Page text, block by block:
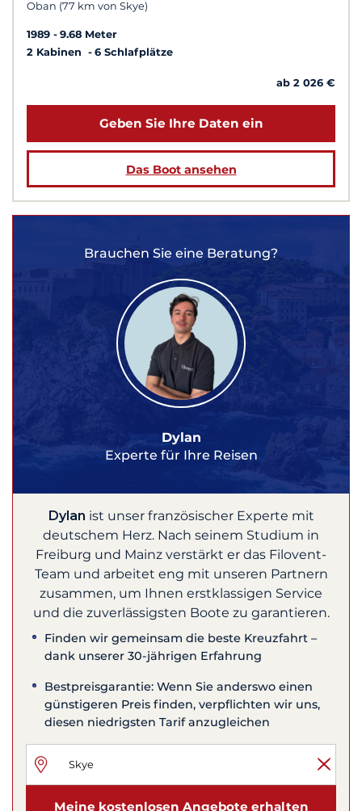
Oban (77 km von Skye)
1989
9.68 Meter
2 Kabinen
6 Schlafplätze
ab 2 026 €
Geben Sie Ihre Daten ein
Das Boot ansehen
Brauchen Sie eine Beratung?
Dylan
Experte für Ihre Reisen
Dylan ist unser französischer Experte mit
deutschem Herz. Nach seinem Studium in
Freiburg und Mainz verstärkt er das Filovent-
Team und arbeitet eng mit unseren Partnern
zusammen, um Ihnen erstklassigen Service
und die zuverlässigsten Boote zu garantieren.
Finden wir gemeinsam die beste Kreuzfahrt –
dank unserer 30-jährigen Erfahrung
Bestpreisgarantie: Wenn Sie anderswo einen
günstigeren Preis finden, verpflichten wir uns,
diesen niedrigsten Tarif anzugleichen
Meine kostenlosen Angebote erhalten